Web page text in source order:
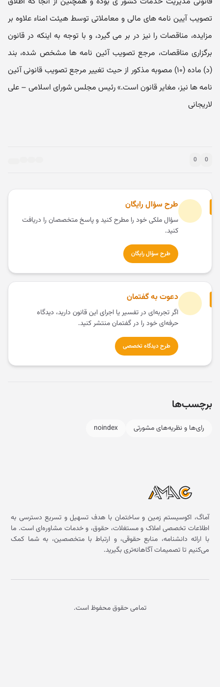
تصویب آیین نامه های مالی و معاملاتی توسط هیئت امناء علاوه بر
مزایده، مناقصات را نیز در بر می گیرد، و با توجه به اینکه در قانون
برگزاری مناقصات، مرجع تصویب آئین نامه ها مشخص شده، ‌بند
(د) ماده (۱۰) مصوبه مذکور از حیث تغییر مرجع تصویب قانونی آئین
نامه ها نیز، مغایر قانون است.» رئیس مجلس شورای اسلامی – علی
لاریجانی
0
0
طرح سؤال رایگان
سؤال ملکی خود را مطرح کنید و پاسخ متخصصان را دریافت
کنید.
طرح سؤال رایگان
دعوت به گفتمان
اگر تجربه‌ای در تفسیر یا اجرای این قانون دارید، دیدگاه
حرفه‌ای خود را در گفتمان منتشر کنید.
طرح دیدگاه تخصصی
برچسب‌ها
رای‌ها و نظریه‌های مشورتی noindex
آماگ، اکوسیستم زمین و ساختمان با هدف تسهیل و تسریع دسترسی به
اطلاعات تخصصی املاک و مستغلات، حقوق، و خدمات مشاوره‌ای است. ما
با ارائه دانشنامه، منابع حقوقی، و ارتباط با متخصصین، به شما کمک
می‌کنیم تا تصمیمات آگاهانه‌تری بگیرید.
تمامی حقوق محفوظ است.